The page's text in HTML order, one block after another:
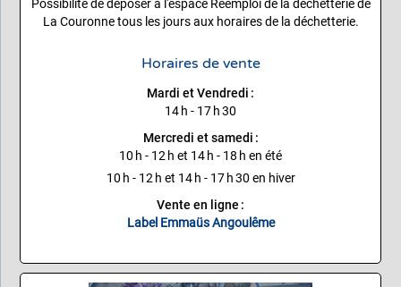
Possibilité de déposer à l'espace Réemploi de la déchetterie de
La Couronne tous les jours aux horaires de la déchetterie.
Horaires de vente
Mardi et Vendredi :
14 h - 17 h 30
Mercredi et samedi :
10 h - 12 h et 14 h - 18 h en été
10 h - 12 h et 14 h - 17 h 30 en hiver
Vente en ligne :
Label Emmaüs Angoulême